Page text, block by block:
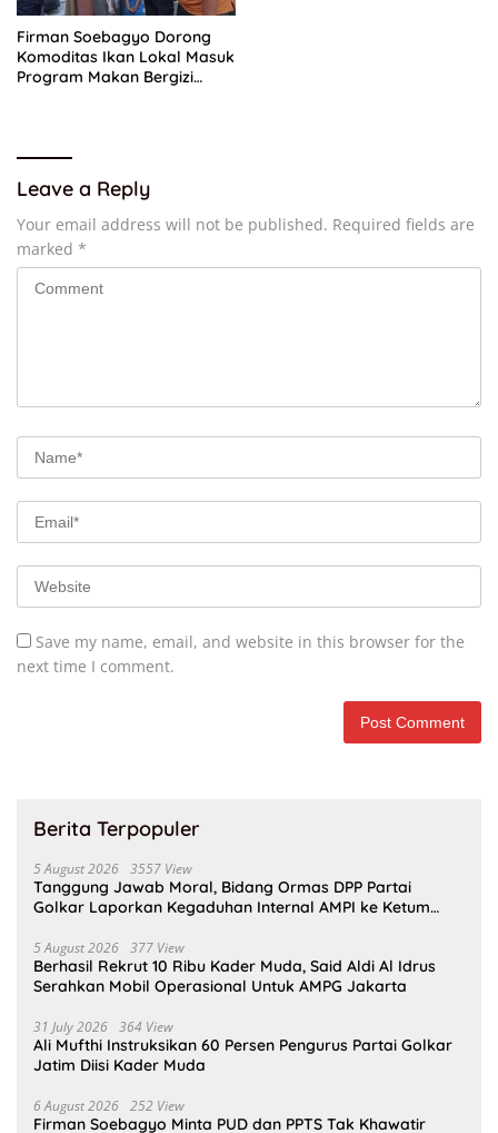
Firman Soebagyo Dorong
Komoditas Ikan Lokal Masuk
Program Makan Bergizi
Leave a Reply
Your email address will not be published. Required fields are
marked *
Save my name, email, and website in this browser for the
next time I comment.
Berita Terpopuler
5 August 2026 3557 View
Tanggung Jawab Moral, Bidang Ormas DPP Partai
Golkar Laporkan Kegaduhan Internal AMPI ke Ketum
5 August 2026 377 View
Berhasil Rekrut 10 Ribu Kader Muda, Said Aldi Al Idrus
Serahkan Mobil Operasional Untuk AMPG Jakarta
31 July 2026 364 View
Ali Mufthi Instruksikan 60 Persen Pengurus Partai Golkar
Jatim Diisi Kader Muda
6 August 2026 252 View
Firman Soebagyo Minta PUD dan PPTS Tak Khawatir